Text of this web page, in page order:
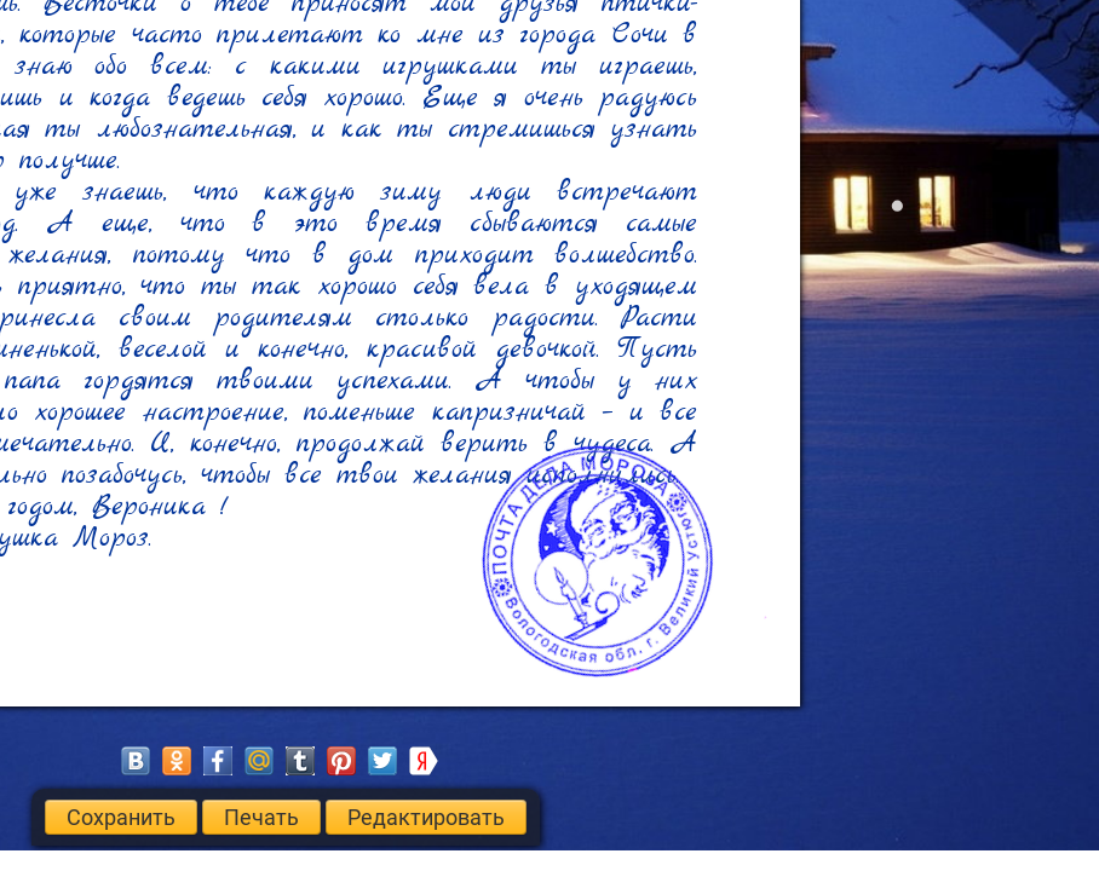
которые часто прилетают ко мне из города Сочи в
обо всем: с какими игрушками ты играешь,
и когда ведешь себя хорошо. Еще я очень радуюсь
ты любознательная, и как ты стремишься узнать
знаешь, что каждую зиму люди встречают
А еще, что в это время сбываются самые
желания, потому что в дом приходит волшебство.
приятно, что ты так хорошо себя вела в уходящем
своим родителям столько радости. Расти
веселой и конечно, красивой девочкой. Пусть
гордятся твоими успехами. А чтобы у них
хорошее настроение, поменьше капризничай – и все
И, конечно, продолжай верить в чудеса. А
позабочусь, чтобы все твои желания исполнились.
Вероника !
Мороз.
Сохранить Печать Редактировать